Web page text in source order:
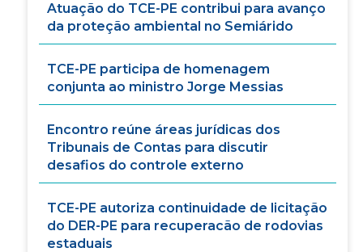
Atuação do TCE-PE contribui para avanço
da proteção ambiental no Semiárido
TCE-PE participa de homenagem
conjunta ao ministro Jorge Messias
Encontro reúne áreas jurídicas dos
Tribunais de Contas para discutir
desafios do controle externo
TCE-PE autoriza continuidade de licitação
do DER-PE para recuperacão de rodovias
estaduais